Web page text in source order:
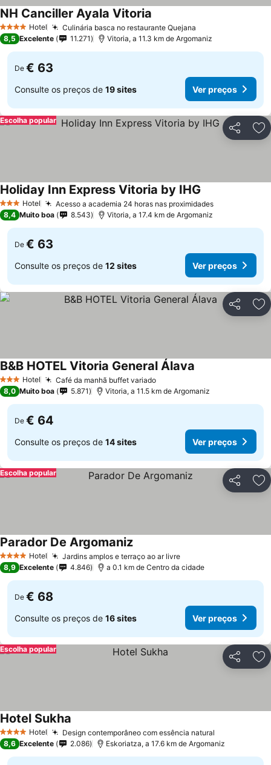
4 EstrelasHotel Culinária basca no restaurante Quejana
NH Canciller Ayala Vitoria
8,5 Excelente 11.271 Vitoria, a 11.3 km de Argomaniz
De € 63
Consulte os preços de 19 sites Ver preços
Partilhar
Escolha popular
3 EstrelasHotel Acesso a academia 24 horas nas proximidadesVer preços
Holiday Inn Express Vitoria by IHG
8,4 Muito boa 8.543 Vitoria, a 17.4 km de Argomaniz
De € 63
Consulte os preços de 12 sites Ver preços
Partilhar
3 EstrelasHotel Café da manhã buffet variadoVer preços
B&B HOTEL Vitoria General Álava
8,0 Muito boa 5.871 Vitoria, a 11.5 km de Argomaniz
De € 64
Consulte os preços de 14 sites Ver preços
Partilhar
Escolha popular
4 EstrelasHotel Jardins amplos e terraço ao ar livreVer preços
Parador De ArgomanizVer preços
8,9 Excelente 4.846 a 0.1 km de Centro da cidade
De € 68
Consulte os preços de 16 sites Ver preços
Partilhar
Escolha popular
4 EstrelasHotel Design contemporâneo com essência natural
Hotel Sukha
8,6 Excelente 2.086 Eskoriatza, a 17.6 km de Argomaniz